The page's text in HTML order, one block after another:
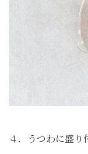
４．うつわに盛り